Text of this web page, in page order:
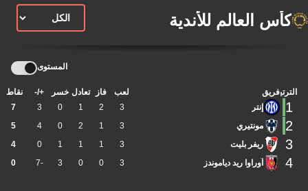
كأس العالم للأندية
المستوى
الترتيبفريق لعب فاز تعادل خسر +/- نقاط
1 إنتر 3
2
1
0
3
7
2 مونتيري 3
1
2
0
4
5
3 ريفر بليت 3
1
1
1
0
4
4 آوراوا ريد دياموندز 3
0
0
3
-7
0